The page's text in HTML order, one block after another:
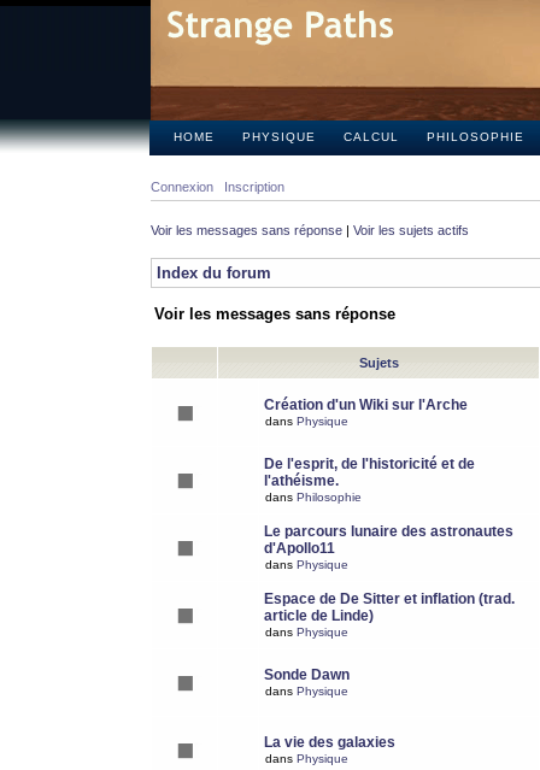
HOME PHYSIQUE CALCUL PHILOSOPHIE
Connexion Inscription
Voir les messages sans réponse | Voir les sujets actifs
Index du forum
Voir les messages sans réponse
Sujets
Création d'un Wiki sur l'Arche
dans Physique
De l'esprit, de l'historicité et de
l'athéisme.
dans Philosophie
Le parcours lunaire des astronautes
d'Apollo11
dans Physique
Espace de De Sitter et inflation (trad.
article de Linde)
dans Physique
Sonde Dawn
dans Physique
La vie des galaxies
dans Physique